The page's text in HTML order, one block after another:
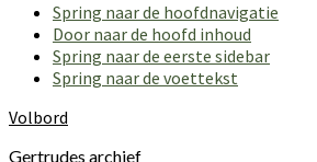
deze
website
Spring naar de hoofdnavigatie
Door naar de hoofd inhoud
Spring naar de eerste sidebar
Spring naar de voettekst
Volbord
Gertrudes archief